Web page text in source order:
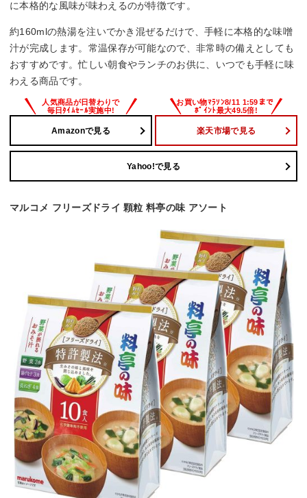
に本格的な風味が味わえるのが特徴です。
約160mlの熱湯を注いでかき混ぜるだけで、手軽に本格的な味噌
汁が完成します。常温保存が可能なので、非常時の備えとしても
おすすめです。忙しい朝食やランチのお供に、いつでも手軽に味
わえる商品です。
Amazonで見る 楽天市場で見る
Yahoo!で見る
マルコメ フリーズドライ 顆粒 料亭の味 アソート